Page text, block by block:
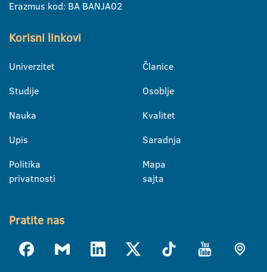
Erazmus kod: BA BANJA02
Korisni linkovi
Univerzitet
Studije
Nauka
Upis
Politika
privatnosti
Članice
Osoblje
Kvalitet
Saradnja
Mapa
sajta
Pratite nas